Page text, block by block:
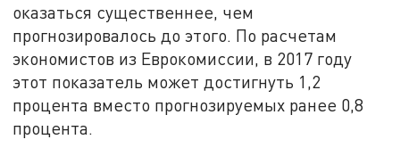
оказаться существеннее, чем
прогнозировалось до этого. По расчетам
экономистов из Еврокомиссии, в 2017 году
этот показатель может достигнуть 1,2
процента вместо прогнозируемых ранее 0,8
процента.